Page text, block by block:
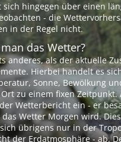
sich hingegen über einen
- die
in der Regel nicht.
das Wetter?
anderes, als der aktuelle
Hierbei handelt es
Sonne, Bewölkung
zu einem fixen Zeitpunkt.
Wetterbericht ein - er
Wetter Morgen wird.
übrigens nur in der
der Erdatmosphäre - ab.